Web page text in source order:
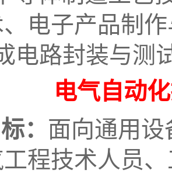
电子产品制
电路封装与测
电气自动
： 面向通用
程技术人员